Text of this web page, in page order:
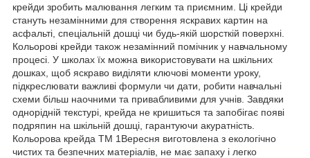
крейди зробить малювання легким та приємним. Ці крейди
стануть незамінними для створення яскравих картин на
асфальті, спеціальній дошці чи будь-якій шорсткій поверхні.
Кольорові крейди також незамінний помічник у навчальному
процесі. У школах їх можна використовувати на шкільних
дошках, щоб яскраво виділяти ключові моменти уроку,
підкреслювати важливі формули чи дати, робити навчальні
схеми більш наочними та привабливими для учнів. Завдяки
однорідній текстурі, крейда не кришиться та запобігає появі
подряпин на шкільній дошці, гарантуючи акуратність.
Кольорова крейда ТМ 1Вересня виготовлена з екологічно
чистих та безпечних матеріалів, не має запаху і легко